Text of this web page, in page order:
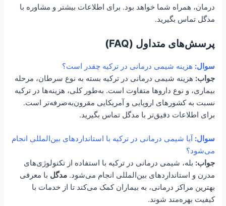
درمان، همراه شما خواهد بود. برای اطلاعات بیشتر و مشاوره با
مدگل تماس بگیرید.
پرسش‌های متداول (FAQ)
سوال: هزینه شیمی درمانی در ترکیه چقدر است؟
جواب: هزینه شیمی درمانی در ترکیه بسته به نوع سرطان، مرحله
بیماری، و نوع داروها متفاوت است. به‌طور کلی، هزینه‌ها در ترکیه
نسبت به کشورهای اروپایی و آمریکایی مقرون‌به‌صرفه‌تر است.
برای اطلاعات دقیق‌تر با مدگل تماس بگیرید.
سوال: آیا شیمی درمانی در ترکیه با استانداردهای بین‌المللی انجام
می‌شود؟
جواب: بله، شیمی درمانی در ترکیه با استفاده از تکنولوژی‌های
مدرن و استانداردهای بین‌المللی انجام می‌شود.مدگل با معرفی
بهترین مراکز درمانی، به بیماران کمک می‌کند تا از خدمات با
کیفیت بهره‌مند شوند.